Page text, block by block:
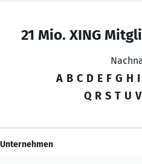
21 Mio. XING
A B C D E F G H I
Q R S T U V
Unternehmen